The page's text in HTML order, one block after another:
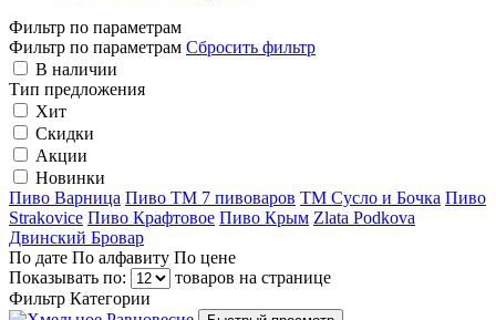
Фильтр по параметрам
Фильтр по параметрам Сбросить фильтр
В наличии
Тип предложения
Хит
Скидки
Акции
Новинки
Пиво Варница Пиво ТМ 7 пивоваров ТМ Сусло и Бочка Пиво
Strakovice Пиво Крафтовое Пиво Крым Zlata Podkova
Двинский Бровар
По дате По алфавиту По цене
Показывать по:
товаров на странице
Фильтр Категории